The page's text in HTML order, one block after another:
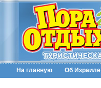
На главную Об Израиле